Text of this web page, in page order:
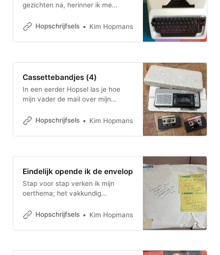
gezichten na, herinner ik me
Weet jij alles nog precies, ook wat
iets over zeggen of liever niet?
Hopschrijfsels Kim Hopmans
Cassettebandjes (4)
In een eerder Hopsel las je hoe
mijn vader de mail over mijn
in de onderste lade van mijn
bureau, ligt een envelop: hierin
afluisterapparaat met daarop
geluidsopnamen van Joyce van
een gesprek in onze
Hopschrijfsels Kim Hopmans
Eindelijk opende ik de envelop
Stap voor stap verken ik mijn
oerthema; het vakkundig
moeder op mijn 10e. Dit is weer
Hopschrijfsels Kim Hopmans